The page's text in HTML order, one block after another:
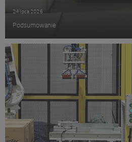
24 lipca 2026
Podsumowanie